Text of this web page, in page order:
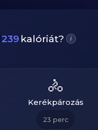
239 kalóriát? i
🚴
Kerékpározás
23 perc